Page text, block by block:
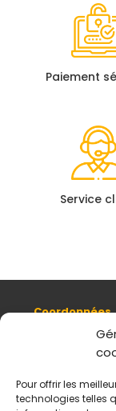
Pour offrir les
technologies telles
Paiement
Service
Coordonnées
8, quai
+ 33 (0)4 78
Plan d'accès